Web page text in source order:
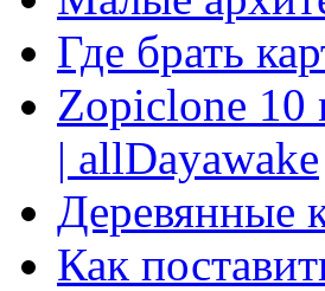
Где брать
Zopiclone 10
| allDayawake
Деревянные
Как